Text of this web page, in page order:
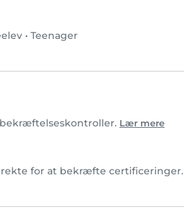
• Teenager
Lær mere
for at bekræfte certificeringer.